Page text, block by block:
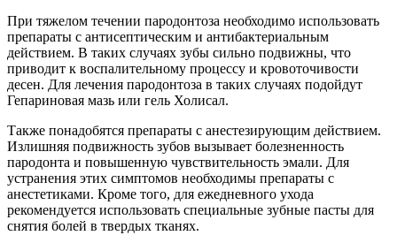
При тяжелом течении пародонтоза необходимо использовать
препараты с антисептическим и антибактериальным
действием. В таких случаях зубы сильно подвижны, что
приводит к воспалительному процессу и кровоточивости
десен. Для лечения пародонтоза в таких случаях подойдут
Гепариновая мазь или гель Холисал.
Также понадобятся препараты с анестезирующим действием.
Излишняя подвижность зубов вызывает болезненность
пародонта и повышенную чувствительность эмали. Для
устранения этих симптомов необходимы препараты с
анестетиками. Кроме того, для ежедневного ухода
рекомендуется использовать специальные зубные пасты для
снятия болей в твердых тканях.